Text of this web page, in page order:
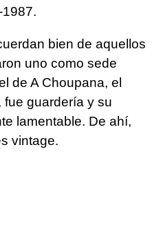
bien de aquellos
uno como sede
de A Choupana, el
guardería y su
lamentable. De ahí,
vintage.